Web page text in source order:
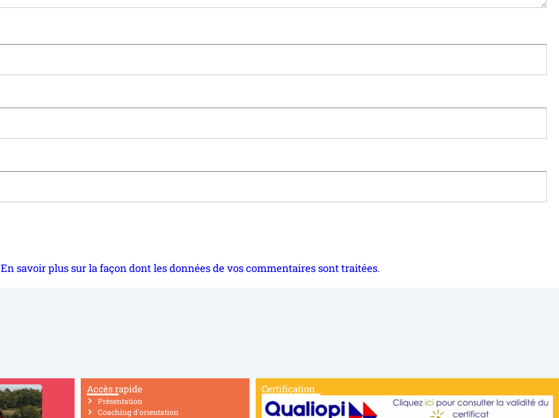
En savoir plus sur la façon dont les données de vos commentaires sont traitées.
Accès rapide
Présentation
Coaching d'orientation
Certification